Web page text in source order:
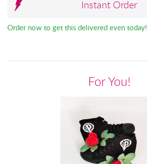
Instant Order
Order now to get this delivered even today!
For You!